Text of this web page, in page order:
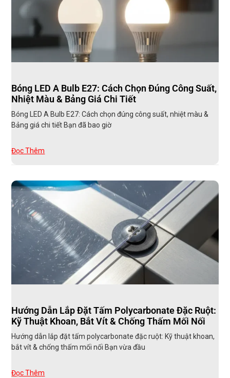
Bóng LED A Bulb E27: Cách Chọn Đúng Công Suất,
Nhiệt Màu & Bảng Giá Chi Tiết
Bóng LED A Bulb E27: Cách chọn đúng công suất, nhiệt màu &
Bảng giá chi tiết Bạn đã bao giờ
Đọc Thêm
Hướng Dẫn Lắp Đặt Tấm Polycarbonate Đặc Ruột:
Kỹ Thuật Khoan, Bắt Vít & Chống Thấm Mối Nối
Hướng dẫn lắp đặt tấm polycarbonate đặc ruột: Kỹ thuật khoan,
bắt vít & chống thấm mối nối Bạn vừa đầu
Đọc Thêm